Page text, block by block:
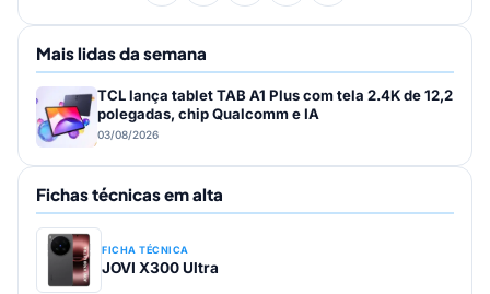
Mais lidas da semana
TCL lança tablet TAB A1 Plus com tela 2.4K de 12,2
polegadas, chip Qualcomm e IA
03/08/2026
Fichas técnicas em alta
FICHA TÉCNICA
JOVI X300 Ultra